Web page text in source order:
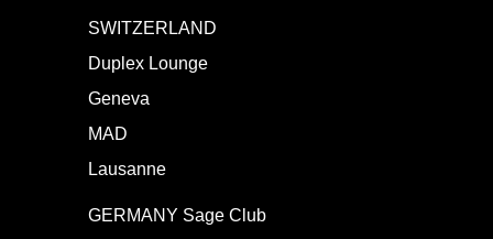
SWITZERLAND
Duplex Lounge
Geneva
MAD
Lausanne
GERMANY Sage Club